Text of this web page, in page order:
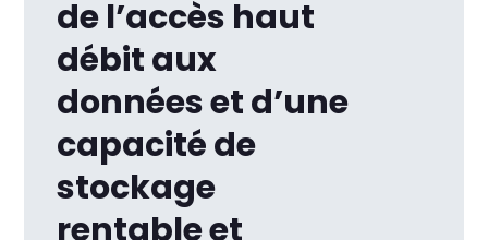
de l’accès haut
débit aux
données et d’une
capacité de
stockage
rentable et